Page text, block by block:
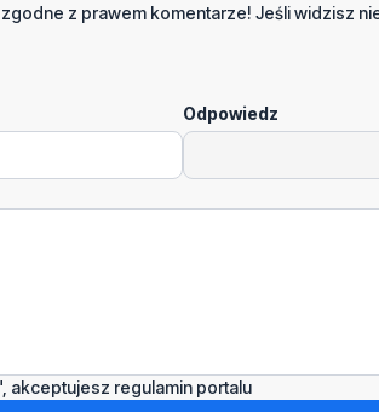
zgodne z prawem komentarze! Jeśli widzisz
Odpowiedz
akceptujesz regulamin portalu